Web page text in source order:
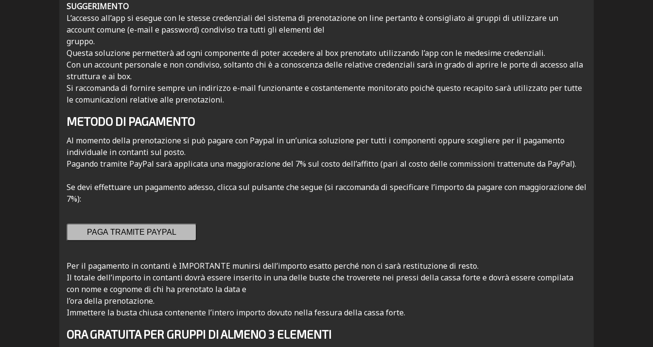
SUGGERIMENTO
L’accesso all’app si esegue con le stesse credenziali del sistema di prenotazione on line pertanto è consigliato ai gruppi di utilizzare un
account comune (e-mail e password) condiviso tra tutti gli elementi del
gruppo.
Questa soluzione permetterà ad ogni componente di poter accedere al box prenotato utilizzando l’app con le medesime credenziali.
Con un account personale e non condiviso, soltanto chi è a conoscenza delle relative credenziali sarà in grado di aprire le porte di accesso alla
struttura e ai box.
Si raccomanda di fornire sempre un indirizzo e-mail funzionante e costantemente monitorato poichè questo recapito sarà utilizzato per tutte
le comunicazioni relative alle prenotazioni.
METODO DI PAGAMENTO
Al momento della prenotazione si può pagare con Paypal in un’unica soluzione per tutti i componenti oppure scegliere per il pagamento
individuale in contanti sul posto.
Pagando tramite PayPal sarà applicata una maggiorazione del 7% sul costo dell’affitto (pari al costo delle commissioni trattenute da PayPal).
Se devi effettuare un pagamento adesso, clicca sul pulsante che segue (si raccomanda di specificare l’importo da pagare con maggiorazione del
7%):
PAGA TRAMITE PAYPAL
Per il pagamento in contanti è IMPORTANTE munirsi dell’importo esatto perché non ci sarà restituzione di resto.
Il totale dell’importo in contanti dovrà essere inserito in una delle buste che troverete nei pressi della cassa forte e dovrà essere compilata
con nome e cognome di chi ha prenotato la data e
l’ora della prenotazione.
Immettere la busta chiusa contenente l’intero importo dovuto nella fessura della cassa forte.
ORA GRATUITA PER GRUPPI DI ALMENO 3 ELEMENTI